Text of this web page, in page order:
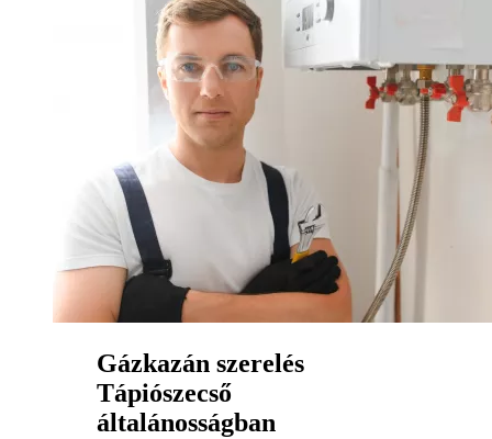
Gázkazán szerelés
Tápiószecső
általánosságban